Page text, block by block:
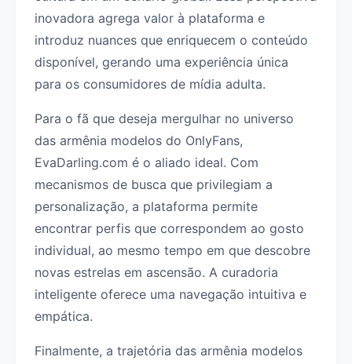
inovadora agrega valor à plataforma e
introduz nuances que enriquecem o conteúdo
disponível, gerando uma experiência única
para os consumidores de mídia adulta.
Para o fã que deseja mergulhar no universo
das armênia modelos do OnlyFans,
EvaDarling.com é o aliado ideal. Com
mecanismos de busca que privilegiam a
personalização, a plataforma permite
encontrar perfis que correspondem ao gosto
individual, ao mesmo tempo em que descobre
novas estrelas em ascensão. A curadoria
inteligente oferece uma navegação intuitiva e
empática.
Finalmente, a trajetória das armênia modelos